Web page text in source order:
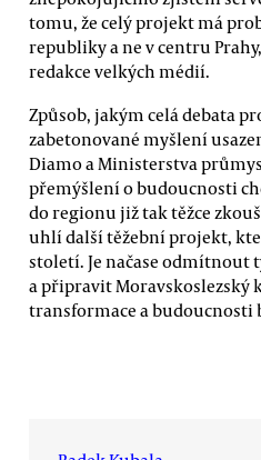
tomu, že celý projekt má
republiky a ne v centru
redakce velkých médií.
Způsob, jakým celá debata
zabetonované myšlení
Diamo a Ministerstva
přemýšlení o budoucnosti
do regionu již tak těžce
uhlí další těžební projekt,
století. Je načase odmítnout
a připravit Moravskoslezský
transformace a budoucnosti